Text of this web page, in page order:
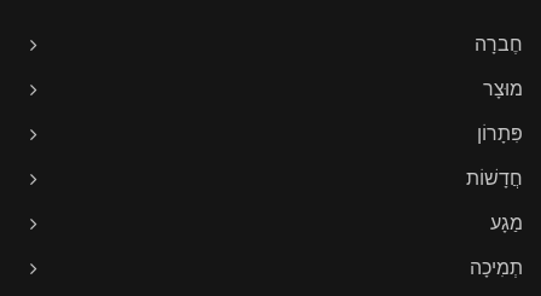
חֶברָה
מוּצָר
פִּתָרוֹן
חֲדָשׁוֹת
מַגָע
תְמִיכָה